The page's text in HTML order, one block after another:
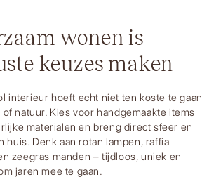
wonen is
keuzes maken
interieur hoeft echt niet ten koste te gaan
of natuur. Kies voor handgemaakte items
materialen en breng direct sfeer en
huis. Denk aan rotan lampen, raffia
zeegras manden – tijdloos, uniek en
jaren mee te gaan.